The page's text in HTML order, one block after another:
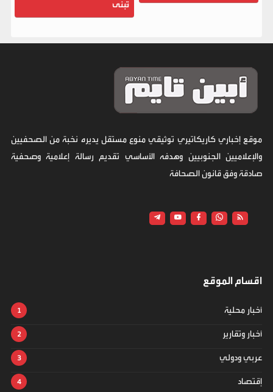
تُبنى
موقع إخباري كاريكاتيري توثيقي منوع مستقل يديره نخبة من الصحفيين
والإعلاميين الجنوبيين وهدفه الأساسي تقديم رسالة إعلامية وصحفية
صادقة وفق قانون الصحافة
اقسام الموقع
أخبار محلية
أخبار وتقارير
عربي ودولي
إقتصاد